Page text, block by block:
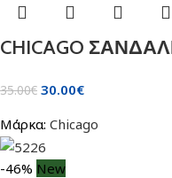
CHICAGO
35.00€ 30.00€
Μάρκα: Chicago
-46% New